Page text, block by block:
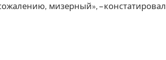
мизерный», – констатировал